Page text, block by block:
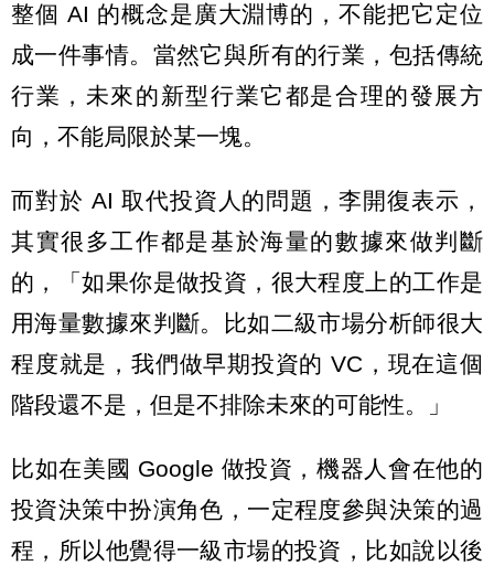
整個 AI 的概念是廣大淵博的，不能把它定位
成一件事情。當然它與所有的行業，包括傳統
行業，未來的新型行業它都是合理的發展方
向，不能局限於某一塊。
而對於 AI 取代投資人的問題，李開復表示，
其實很多工作都是基於海量的數據來做判斷
的，「如果你是做投資，很大程度上的工作是
用海量數據來判斷。比如二級市場分析師很大
程度就是，我們做早期投資的 VC，現在這個
階段還不是，但是不排除未來的可能性。」
比如在美國 Google 做投資，機器人會在他的
投資決策中扮演角色，一定程度參與決策的過
程，所以他覺得一級市場的投資，比如說以後